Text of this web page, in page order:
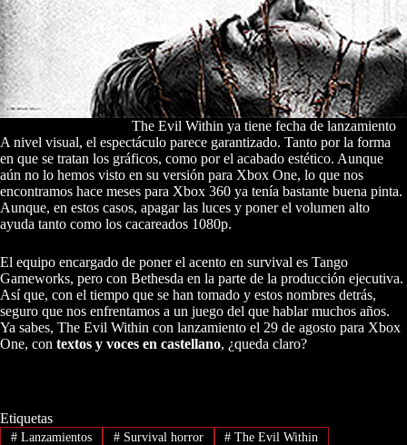
The Evil Within ya tiene fecha de lanzamiento
A nivel visual, el espectáculo parece garantizado. Tanto por la forma
en que se tratan los gráficos, como por el acabado estético. Aunque
aún no lo hemos visto en su versión para Xbox One, lo que nos
encontramos hace meses para Xbox 360 ya tenía bastante buena pinta.
Aunque, en estos casos, apagar las luces y poner el volumen alto
ayuda tanto como los cacareados 1080p.
El equipo encargado de poner el acento en survival es Tango
Gameworks, pero con Bethesda en la parte de la producción ejecutiva.
Así que, con el tiempo que se han tomado y estos nombres detrás,
seguro que nos enfrentamos a un juego del que hablar muchos años.
Ya sabes, The Evil Within con lanzamiento el 29 de agosto para Xbox
One, con textos y voces en castellano, ¿queda claro?
Etiquetas
#Lanzamientos #Survival horror # The Evil Within